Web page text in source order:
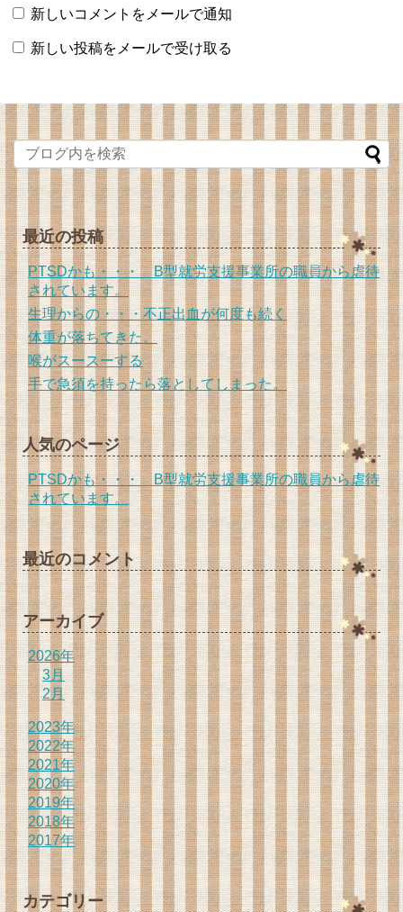
新しいコメントをメールで通知
新しい投稿をメールで受け取る
最近の投稿
PTSDかも・・・ B型就労支援事業所の職員から虐待
されています。
生理からの・・・不正出血が何度も続く
体重が落ちてきた。
喉がスースーする
手で急須を持ったら落としてしまった。
人気のページ
PTSDかも・・・ B型就労支援事業所の職員から虐待
されています。
最近のコメント
アーカイブ
2026年
3月
2月
2023年
2022年
2021年
2020年
2019年
2018年
2017年
カテゴリー